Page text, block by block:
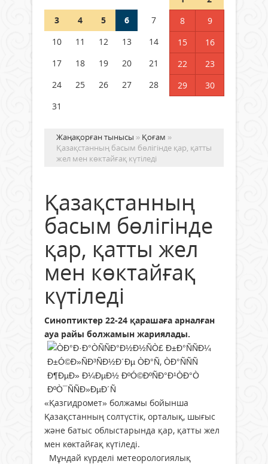
Қысқы демалыс 14 күн: 2026–
каникул кестесі бекітілді
04 тамыз 2026 ж.
3
4 5 6 7 8
9
10
11 12 13 14 15
16
17
18 19 20 21 22
23
24
25 26 27 28 29
30
31
Жаңақорған тынысы » Қоғам »
Қазақстанның басым бөлігінде қар, қатты
жел мен көктайғақ күтіледі
Қазақстанның
басым бөлігінде
қар, қатты жел
мен көктайғақ
күтіледі
Синоптиктер 22-24 қарашаға арналған
ауа райы болжамын жариялады.
«Қазгидромет» болжамы бойынша
Қазақстанның солтүстік, орталық, шығыс
және батыс облыстарында қар, қатты жел
мен көктайғақ күтіледі.
Мұндай күрделі метеорологиялық